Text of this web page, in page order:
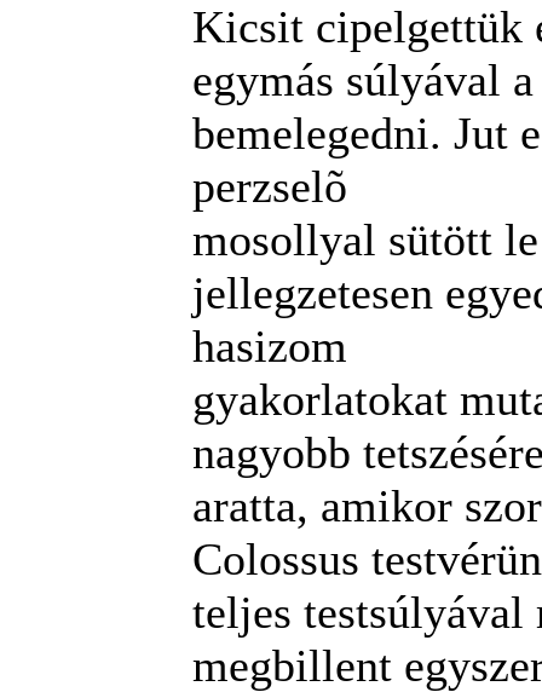
Kicsit cipelgettük
egymás súlyával
bemelegedni. Jut
perzselõ
mosollyal sütött
jellegzetesen
hasizom
gyakorlatokat
nagyobb
aratta, amikor
Colossus
teljes testsúlyával
megbillent